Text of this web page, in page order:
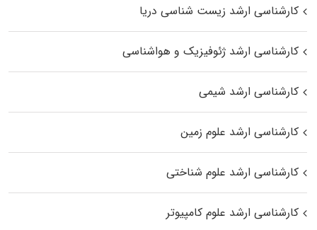
کارشناسی ارشد زیست‌ شناسی دریا
کارشناسی ارشد ژئوفیزیک و هواشناسی
کارشناسی ارشد شیمی
کارشناسی ارشد علوم زمین
کارشناسی ارشد علوم شناختی
کارشناسی ارشد علوم کامپیوتر